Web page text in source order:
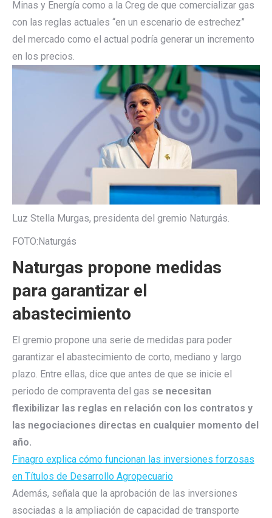
Minas y Energía como a la Creg de que comercializar gas
con las reglas actuales “en un escenario de estrechez”
del mercado como el actual podría generar un incremento
en los precios.
Luz Stella Murgas, presidenta del gremio Naturgás.
FOTO:Naturgás
Naturgas propone medidas
para garantizar el
abastecimiento
El gremio propone una serie de medidas para poder
garantizar el abastecimiento de corto, mediano y largo
plazo. Entre ellas, dice que antes de que se inicie el
periodo de compraventa del gas se necesitan
flexibilizar las reglas en relación con los contratos y
las negociaciones directas en cualquier momento del
año.
Finagro explica cómo funcionan las inversiones forzosas
en Títulos de Desarrollo Agropecuario
Además, señala que la aprobación de las inversiones
asociadas a la ampliación de capacidad de transporte